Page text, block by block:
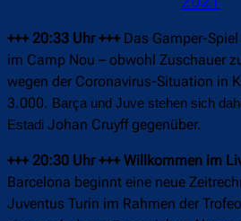
+++ 20:33 Uhr +++ Das Gamper-
im Camp Nou – obwohl Zuschauer
wegen der Coronavirus-Situation in
3.000. Barça und Juve stehen sich
Estadi Johan Cruyff gegenüber.
+++ 20:30 Uhr +++ Willkommen im
Barcelona beginnt eine neue
Juventus Turin im Rahmen der